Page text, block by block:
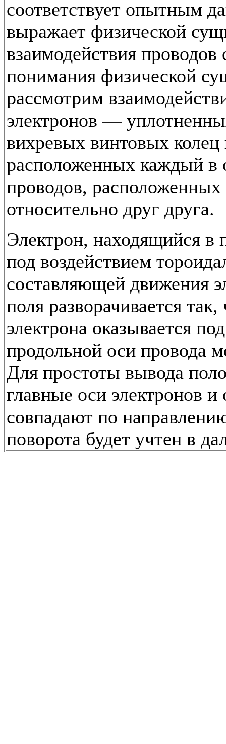
соответствует опытным
выражает физической
взаимодействия
понимания физической
рассмотрим
электронов —
вихревых винтовых
расположенных каждый в
проводов, расположенных
относительно друг друга.
Электрон, находящийся в
под воздействием
составляющей движения
поля разворачивается так,
электрона оказывается
продольной оси провода
Для простоты вывода
главные оси электронов и
совпадают по
поворота будет учтен в